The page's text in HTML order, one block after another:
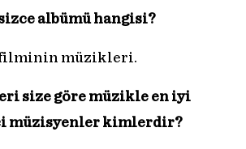
albümü hangisi?
müzikleri.
size göre müzikle en iyi
müzisyenler kimlerdir?